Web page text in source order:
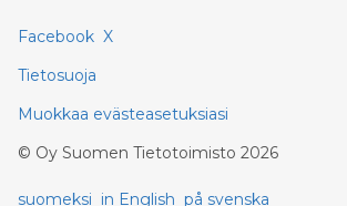
Facebook X
Tietosuoja
Muokkaa evästeasetuksiasi
© Oy Suomen Tietotoimisto 2026
suomeksi in English på svenska